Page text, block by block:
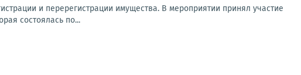
и перерегистрации имущества. В мероприятии принял участие
состоялась по...